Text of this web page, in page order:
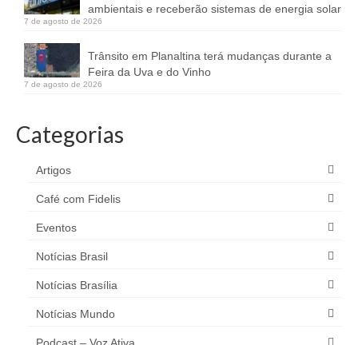
ambientais e receberão sistemas de energia solar
7 de agosto de 2026
Trânsito em Planaltina terá mudanças durante a
Feira da Uva e do Vinho
7 de agosto de 2026
Categorias
Artigos
Café com Fidelis
Eventos
Notícias Brasil
Notícias Brasília
Notícias Mundo
Podcast – Voz Ativa